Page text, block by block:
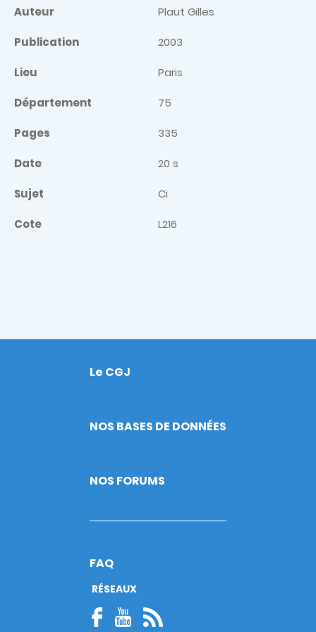
Auteur Plaut Gilles
Publication 2003
Lieu Paris
Département 75
Pages 335
Date 20 s
Sujet Ci
Cote L216
Footer
Le CGJ
NOS BASES DE DONNÉES
NOS FORUMS
FAQ
RÉSEAUX